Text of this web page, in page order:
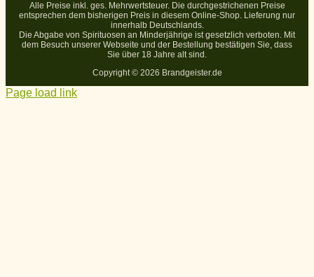
Alle Preise inkl. ges. Mehrwertsteuer. Die durchgestrichenen Preise
entsprechen dem bisherigen Preis in diesem Online-Shop. Lieferung nur
innerhalb Deutschlands.
Die Abgabe von Spirituosen an Minderjährige ist gesetzlich verboten. Mit
dem Besuch unserer Webseite und der Bestellung bestätigen Sie, dass
Sie über 18 Jahre alt sind.
Copyright © 2026 Brandgeister.de
Page load link